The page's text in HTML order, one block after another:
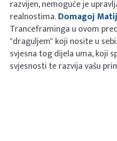
razvijen, nemoguće je
realnostima.Domagoj
Tranceframinga u ovom
"draguljem" koji nosite u
svjesna tog dijela uma, koji
svjesnosti te razvija vašu